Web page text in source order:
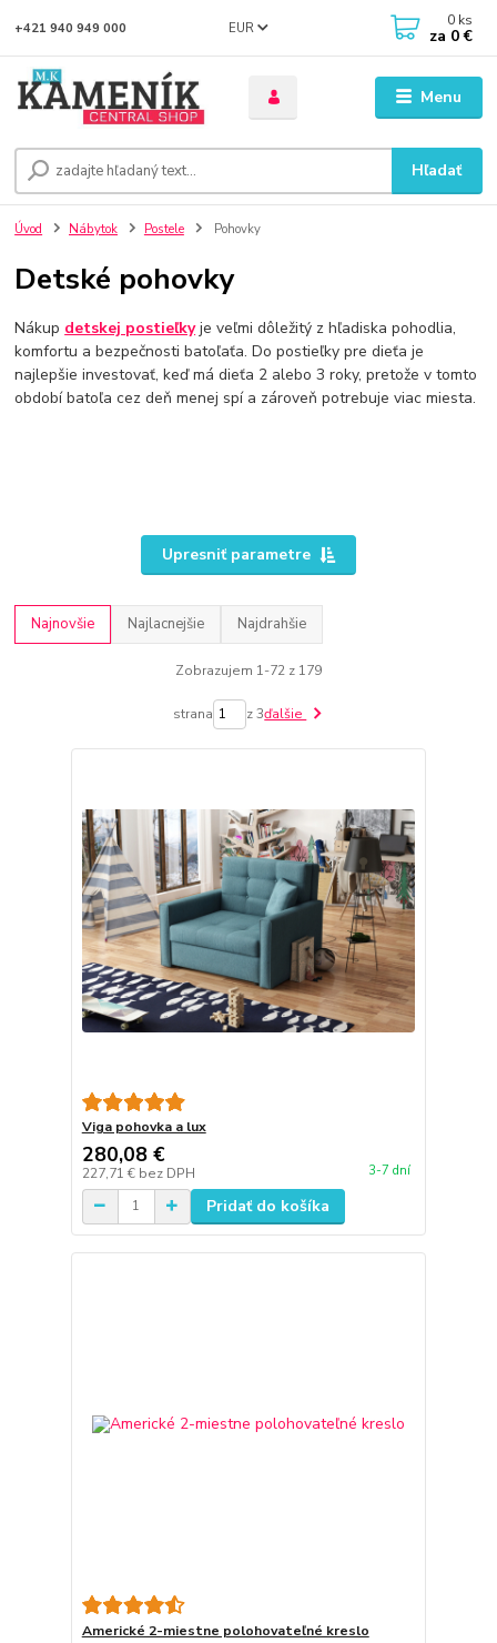
Menu
EUR
Hľadať
+421 940 949 000 0 ks
za 0 €
Úvod Nábytok Postele Pohovky
Detské pohovky
Nákup detskej postieľkyje veľmi dôležitý z hľadiska pohodlia,
komfortu a bezpečnosti batoľaťa. Do postieľky pre dieťa je
najlepšie investovať, keď má dieťa 2 alebo 3 roky, pretože v tomto
období batoľa cez deň menej spí a zároveň potrebuje viac miesta.
Upresniť parametre
Najnovšie Najlacnejšie Najdrahšie
Zobrazujem 1-72 z 179
strana z 3ďalšie
Viga pohovka a lux
280,08 €
227,71 € bez DPH 3-7 dní
Pridať do košíka
Americké 2-miestne polohovateľné kreslo